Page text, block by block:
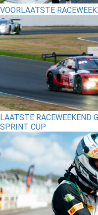
VOORLAATSTE
LAATSTE RACEWEEKEND
SPRINT CUP